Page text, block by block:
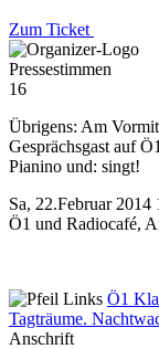
Zum Ticket
Pressestimmen
16
Übrigens: Am
Gesprächsgast auf
Pianino und: singt!
Sa, 22.Februar
Ö1 und Radiocafé,
Ö1
Tagträume.
Anschrift